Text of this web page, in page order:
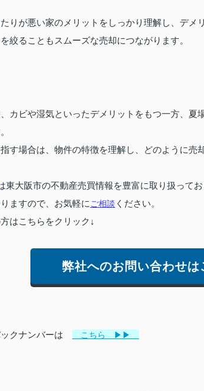
りが悪い家のメリットをしっかり理解し、デメ
絞ることもスムーズな売却につながります。
カビや湿気といったデメリットをもつ一方、夏
す場合は、物件の特徴を理解し、どのように売
東大阪市の不動産売買情報を豊富に取り扱ってお
ますので、お気軽に ご相談 ください。
はこちらをクリック↓
弊社へのお問い合わせは
ックナンバーは こちら ▶▶